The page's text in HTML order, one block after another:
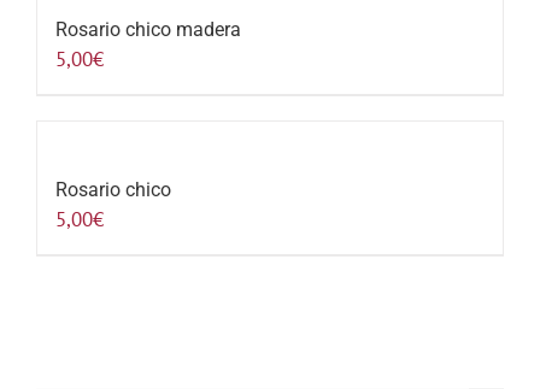
Rosario chico madera
5,00€
Rosario chico
5,00€